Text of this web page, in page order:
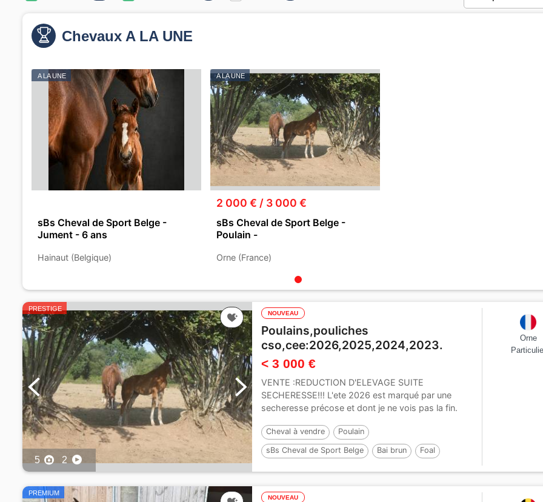
Chevaux A LA UNE
A LA UNE
sBs Cheval de Sport Belge -
Jument - 6 ans
Hainaut (Belgique)
A LA UNE
2 000 € / 3 000 €
sBs Cheval de Sport Belge -
Poulain -
Orne (France)
PRESTIGE
5 2
NOUVEAU
Poulains,pouliches
cso,cee:2026,2025,2024,2023.
< 3 000 €
VENTE :REDUCTION D'ELEVAGE SUITE
SECHERESSE!!! L'ete 2026 est marqué par une
secheresse précose et dont je ne vois pas la fin.
Cheval à vendre Poulain
sBs Cheval de Sport Belge Bai brun Foal
Orne
PREMIUM
NOUVEAU